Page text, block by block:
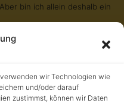
wir Technologien wie
und/oder darauf
zustimmst, können wir Daten
bin ich allein deshalb ein
stehen. Aber andere
stört es mich nicht
etwas geschafft, wovon all
nur träumen.